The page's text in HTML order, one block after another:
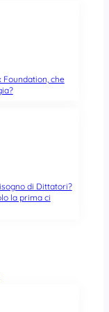
Foundation, che
di Dittatori?
la prima ci